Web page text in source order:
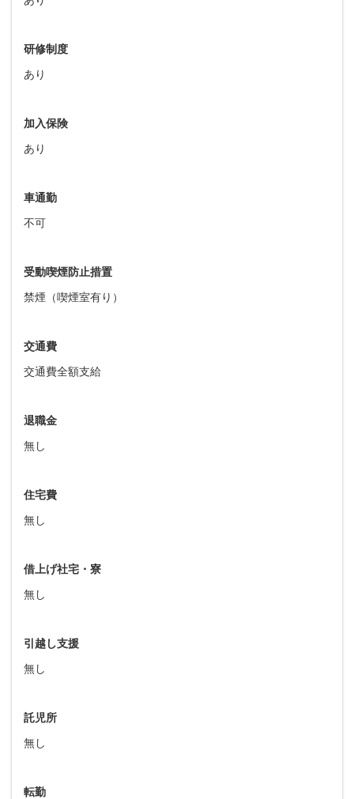
研修制度
あり
加入保険
あり
車通勤
不可
受動喫煙防止措置
禁煙（喫煙室有り）
交通費
交通費全額支給
退職金
無し
住宅費
無し
借上げ社宅・寮
無し
引越し支援
無し
託児所
無し
転勤